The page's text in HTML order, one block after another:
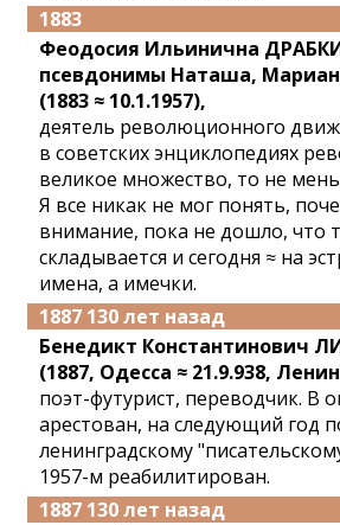
1883
Феодосия Ильинична
псевдонимы Наташа,
(1883 ≈ 10.1.1957),
деятель революционного
в советских энциклопедиях
великое множество, то не
Я все никак не мог понять,
внимание, пока не дошло, что
складывается и сегодня ≈ на
имена, а имечки.
1887 130 лет назад
Бенедикт Константинович
(1887, Одесса ≈ 21.9.938,
поэт-футурист, переводчик. В
арестован, на следующий год
ленинградскому
1957-м реабилитирован.
1887 130 лет назад